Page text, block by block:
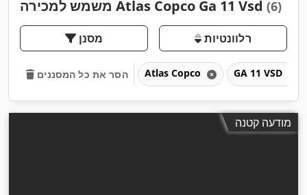
משמש למכירה Atlas Copco Ga 11 Vsd (6)
מסנן רלוונטיות
הסר את כל המסננים Atlas Copco GA 11 VSD
מודעה קטנה